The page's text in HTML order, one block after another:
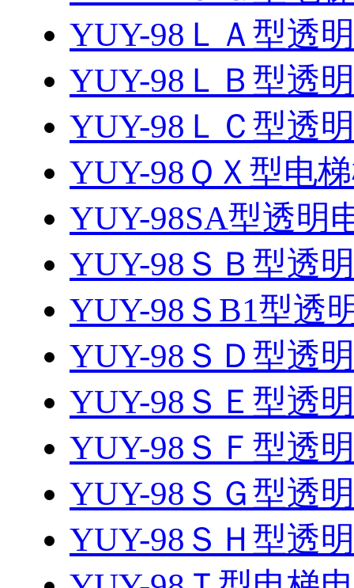
YUY-98ＬＡ型透
YUY-98ＬＢ型透
YUY-98ＬＣ型透
YUY-98ＱＸ型电
YUY-98SA型透明
YUY-98ＳＢ型透
YUY-98ＳB1型透
YUY-98ＳＤ型透
YUY-98ＳＥ型透
YUY-98ＳＦ型透
YUY-98ＳＧ型透
YUY-98ＳＨ型透